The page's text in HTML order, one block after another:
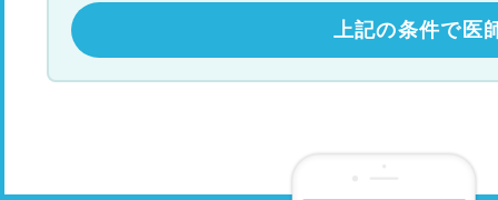
上記の条件で医